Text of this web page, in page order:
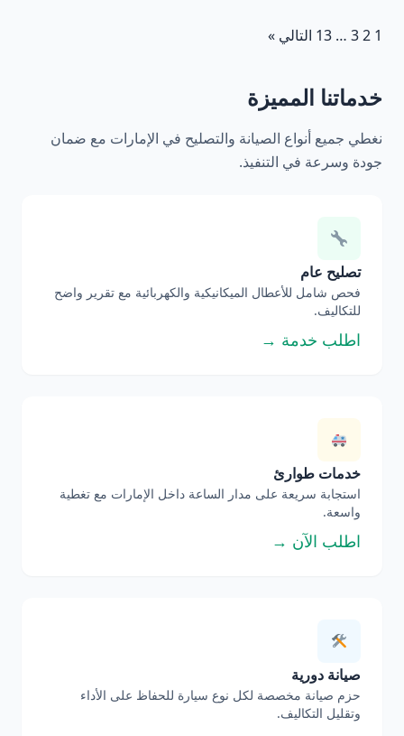
1
2
3
…
13 التالي »
خدماتنا المميزة
نغطي جميع أنواع الصيانة والتصليح في الإمارات مع ضمان
جودة وسرعة في التنفيذ.
تصليح عام
فحص شامل للأعطال الميكانيكية والكهربائية مع تقرير واضح
للتكاليف.
اطلب خدمة →
خدمات طوارئ
استجابة سريعة على مدار الساعة داخل الإمارات مع تغطية
واسعة.
اطلب الآن →
صيانة دورية
حزم صيانة مخصصة لكل نوع سيارة للحفاظ على الأداء
وتقليل التكاليف.